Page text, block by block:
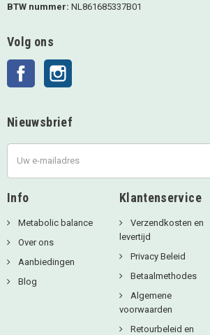
BTW nummer: NL861685337B01
Volg ons
Facebook
Nieuwsbrief
Info
Metabolic balance
Over ons
Aanbiedingen
Blog
Klantenservice
Verzendkosten en
levertijd
Privacy Beleid
Betaalmethodes
Algemene
voorwaarden
Retourbeleid en